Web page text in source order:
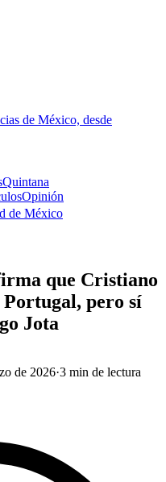
de México, desde
Quintana
Opinión
de México
que Cristiano
pero sí
Jota
de 2026·3 min de lectura